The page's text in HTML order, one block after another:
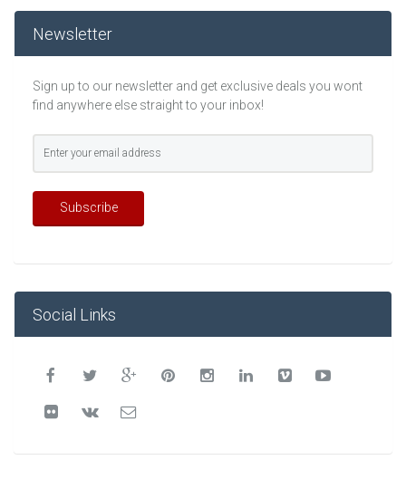
Newsletter
Sign up to our newsletter and get exclusive deals you wont
find anywhere else straight to your inbox!
Subscribe
Social Links